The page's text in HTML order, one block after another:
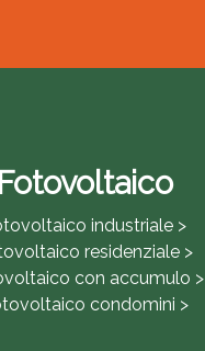
Fotovoltaico
industriale >
residenziale >
con accumulo >
condomini >